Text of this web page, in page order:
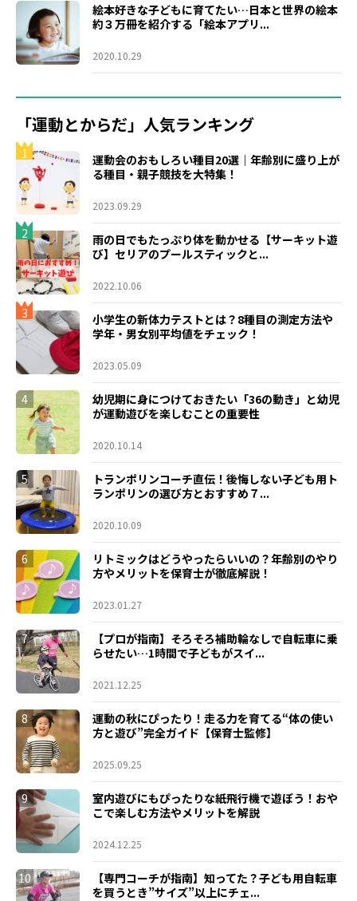
絵本好きな子どもに育てたい…日本と世界の絵本
約３万冊を紹介する「絵本アプリ...
2020.10.29
「運動とからだ」人気ランキング
1
運動会のおもしろい種目20選｜年齢別に盛り上が
る種目・親子競技を大特集！
2023.09.29
2
雨の日でもたっぷり体を動かせる【サーキット遊
び】セリアのプールスティックと...
2022.10.06
3
小学生の新体力テストとは？8種目の測定方法や
学年・男女別平均値をチェック！
2023.05.09
4
幼児期に身につけておきたい「36の動き」と幼児
が運動遊びを楽しむことの重要性
2020.10.14
5
トランポリンコーチ直伝！後悔しない子ども用ト
ランポリンの選び方とおすすめ７...
2020.10.09
6
リトミックはどうやったらいいの？年齢別のやり
方やメリットを保育士が徹底解説！
2023.01.27
7
【プロが指南】そろそろ補助輪なしで自転車に乗
らせたい…1時間で子どもがスイ...
2021.12.25
8
運動の秋にぴったり！走る力を育てる“体の使い
方と遊び”完全ガイド【保育士監修】
2025.09.25
9
室内遊びにもぴったりな紙飛行機で遊ぼう！おや
こで楽しむ方法やメリットを解説
2024.12.25
10
【専門コーチが指南】知ってた？子ども用自転車
を買うとき”サイズ”以上にチェ...